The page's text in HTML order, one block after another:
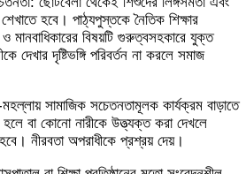
হবে। পাঠ্যপুস্তকে নৈতিক শিক্ষার
ও মানবাধিকারের বিষয়টি গুরুত্বসহকারে যুক্ত
দেখার দৃষ্টিভঙ্গি পরিবর্তন না করলে সমাজ
সামাজিক সচেতনতামূলক কার্যক্রম বাড়াতে
বা কোনো নারীকে উত্ত্যক্ত করা দেখলে
নীরবতা অপরাধীকে প্রশ্রয় দেয়।